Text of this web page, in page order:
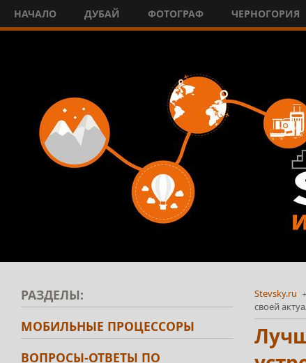
НАЧАЛО ДУБАЙ ФОТОГРАФ ЧЕРНОГОРИЯ
Stevsky.ru
своей
РАЗДЕЛЫ:
МОБИЛЬНЫЕ ПРОЦЕССОРЫ
ВОПРОСЫ-ОТВЕТЫ ПО